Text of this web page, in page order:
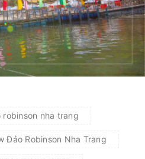
robinson nha trang
Đảo Robinson Nha Trang